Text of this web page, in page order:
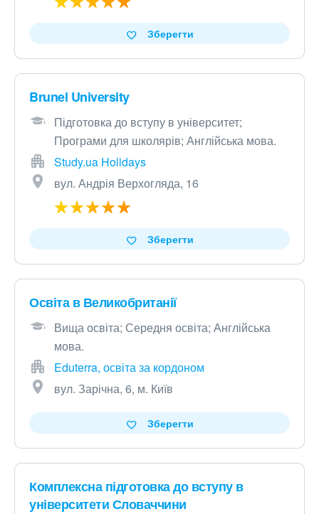
Зберегти
Brunel University
Підготовка до вступу в університет;
Програми для школярів; Англійська мова.
Study.ua Holidays
вул. Андрія Верхогляда, 16
Зберегти
Освіта в Великобританії
Вища освіта; Середня освіта; Англійська
мова.
Eduterra, освіта за кордоном
вул. Зарічна, 6, м. Київ
Зберегти
Комплексна підготовка до вступу в
університети Словаччини